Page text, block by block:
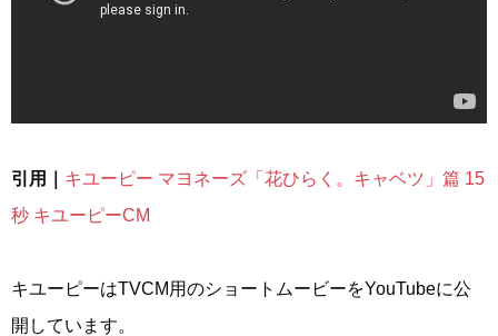
引用｜ キユーピー マヨネーズ「花ひらく。キャベツ」篇 15
秒 キユーピーCM
キユーピーはTVCM用のショートムービーをYouTubeに公
開しています。